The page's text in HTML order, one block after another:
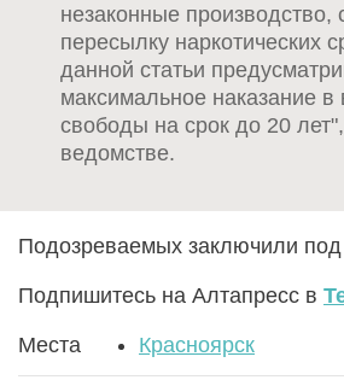
незаконные производство,
пересылку наркотических
данной статьи
максимальное наказание
свободы на срок до 20
ведомстве.
Подозреваемых заключили под
Подпишитесь на Алтапресс в
Места Красноярск